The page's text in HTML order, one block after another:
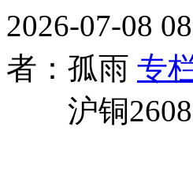
2026-07-08
者：孤雨 专
沪铜2608